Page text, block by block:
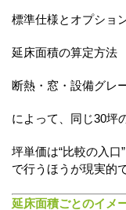
標準仕様とオプショ
延床面積の算定方法
断熱・窓・設備グレ
によって、同じ30坪
坪単価は“比較の入
で行うほうが現実的
延床面積ごとのイメ